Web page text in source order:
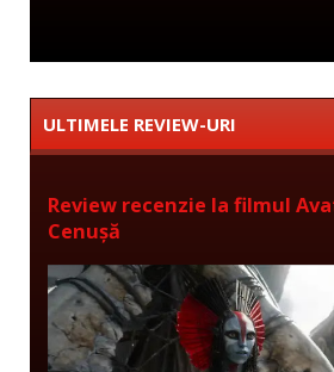
ULTIMELE REVIEW-URI
Review recenzie la filmul
Cenușă